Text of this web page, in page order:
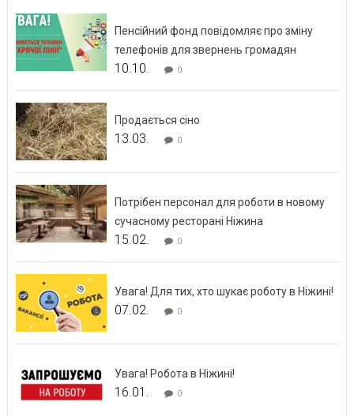
Пенсійний фонд повідомляє про зміну
телефонів для звернень громадян
10.10. 0
Продається сіно
13.03. 0
Потрібен персонал для роботи в новому
сучасному ресторані Ніжина
15.02. 0
Увага! Для тих, хто шукає роботу в Ніжині!
07.02. 0
Увага! Робота в Ніжині!
16.01. 0